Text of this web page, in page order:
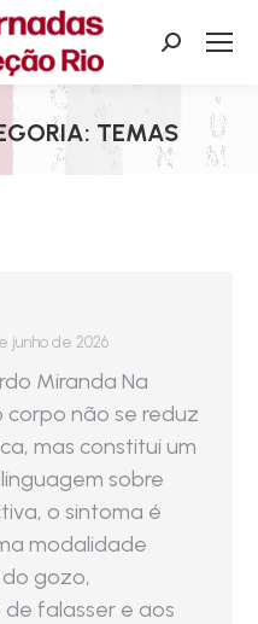
Search:
TEMAS
Você está aqui:
junho de 2026
Miranda Na
não se reduz
mas constitui um
sobre
o sintoma é
modalidade
gozo,
falasser e aos